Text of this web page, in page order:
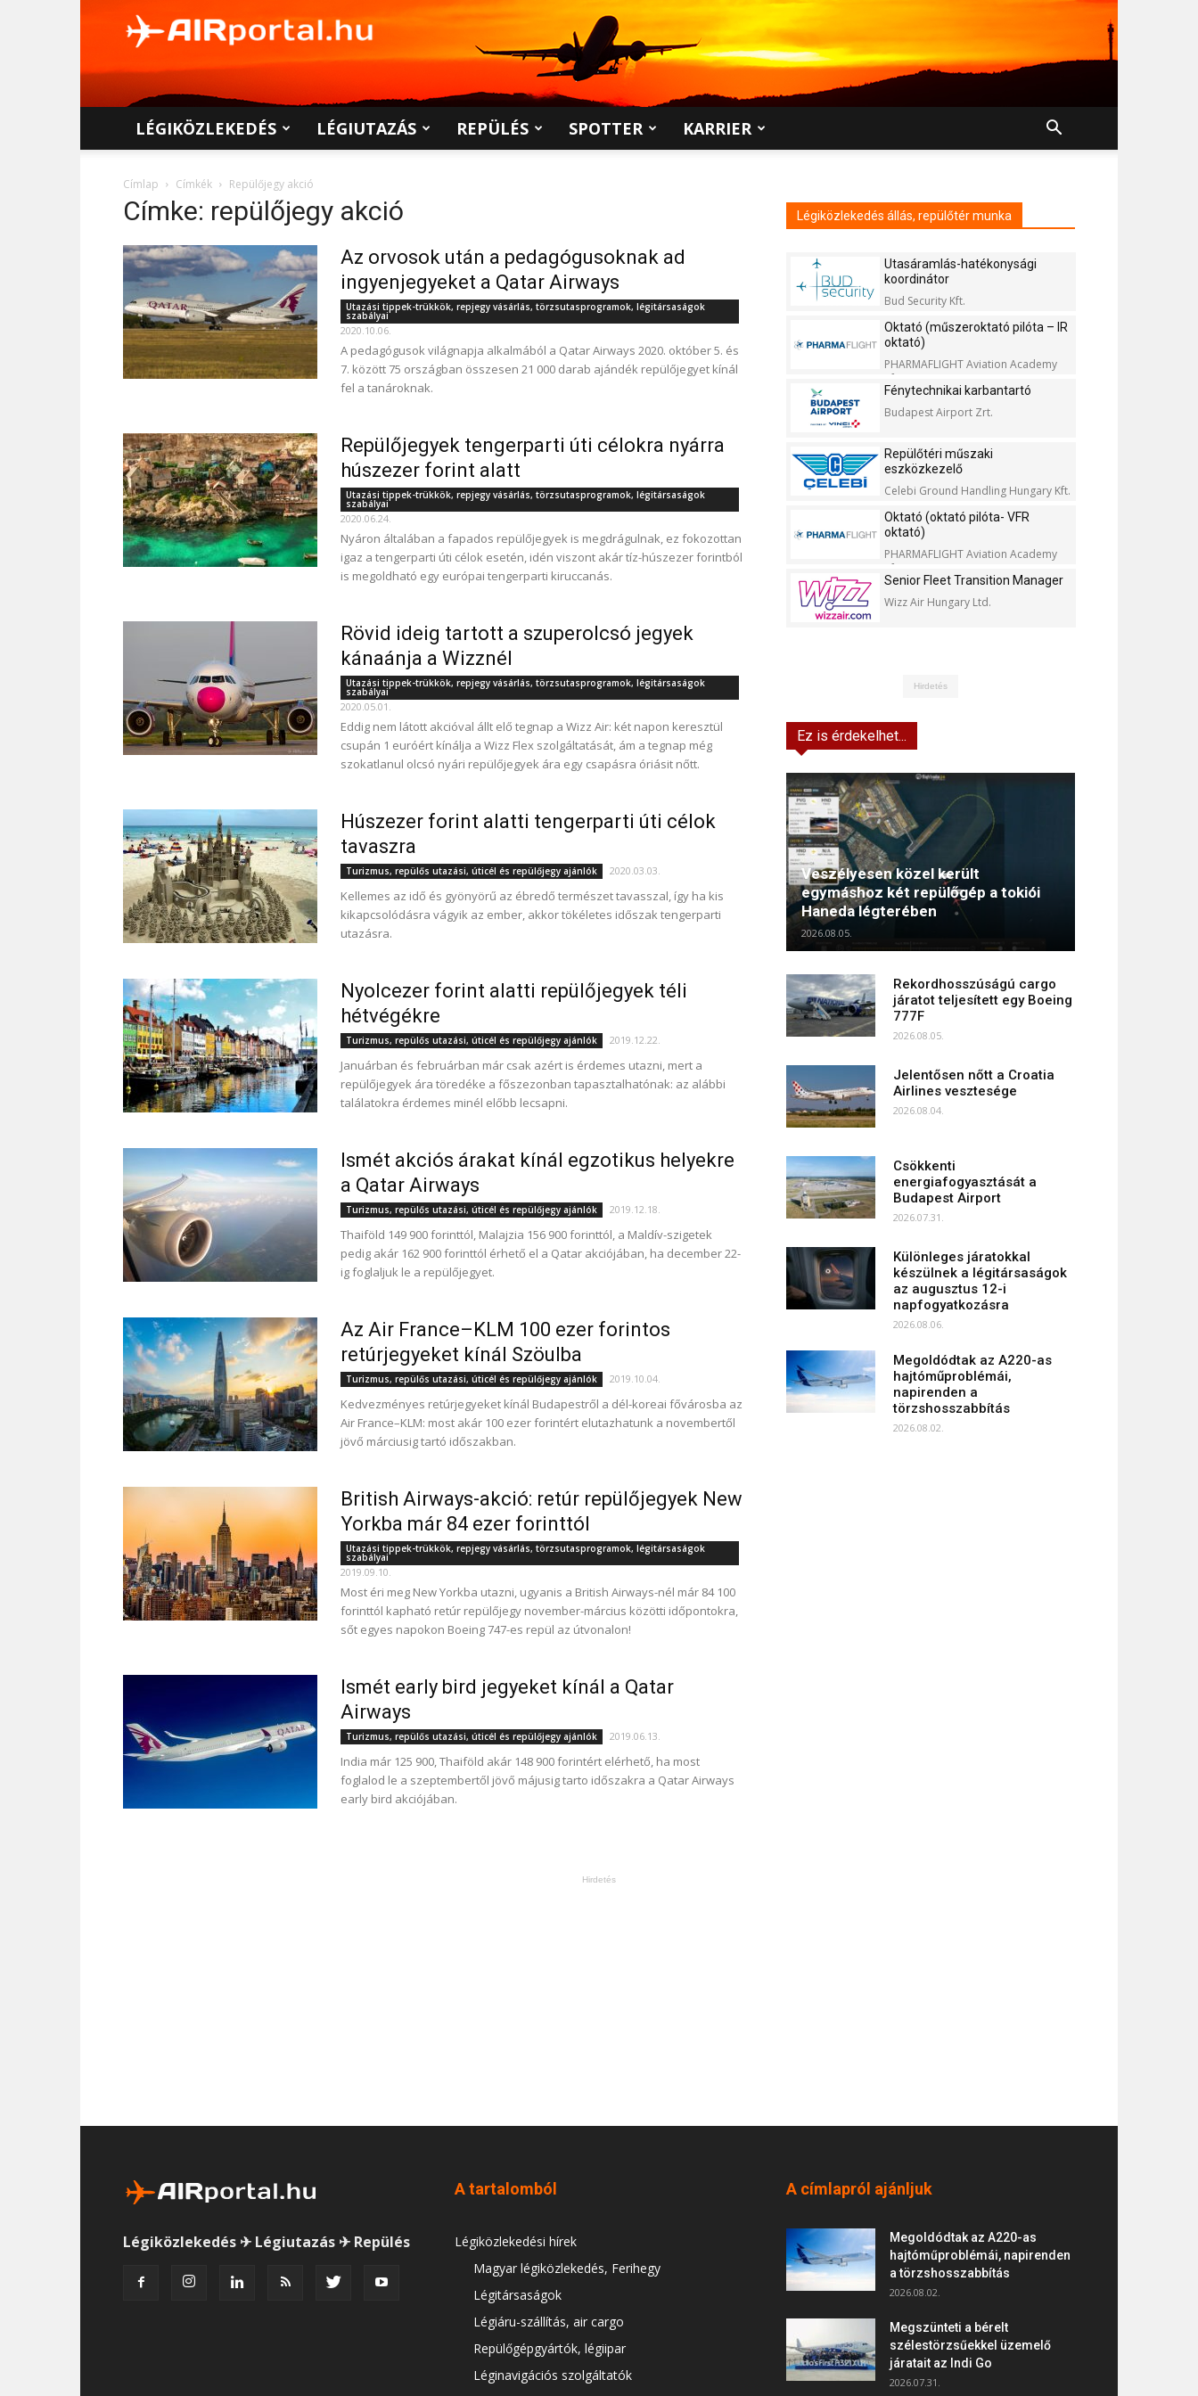
LÉGIKÖZLEKEDÉS LÉGIUTAZÁS REPÜLÉS SPOTTER KARRIER
Címlap Címkék Repülőjegy akció
Címke: repülőjegy akció
Az orvosok után a pedagógusoknak ad
ingyenjegyeket a Qatar Airways
Utazási tippek-trükkök, repjegy vásárlás, törzsutasprogramok, légitársaságok
szabályai
2020.10.06.
A pedagógusok világnapja alkalmából a Qatar Airways 2020. október 5. és
7. között 75 országban összesen 21 000 darab ajándék repülőjegyet kínál
fel a tanároknak.
Repülőjegyek tengerparti úti célokra nyárra
húszezer forint alatt
Utazási tippek-trükkök, repjegy vásárlás, törzsutasprogramok, légitársaságok
szabályai
2020.06.24.
Nyáron általában a fapados repülőjegyek is megdrágulnak, ez fokozottan
igaz a tengerparti úti célok esetén, idén viszont akár tíz-húszezer forintból
is megoldható egy európai tengerparti kiruccanás.
Rövid ideig tartott a szuperolcsó jegyek
kánaánja a Wizznél
Utazási tippek-trükkök, repjegy vásárlás, törzsutasprogramok, légitársaságok
szabályai
2020.05.01.
Eddig nem látott akcióval állt elő tegnap a Wizz Air: két napon keresztül
csupán 1 euróért kínálja a Wizz Flex szolgáltatását, ám a tegnap még
szokatlanul olcsó nyári repülőjegyek ára egy csapásra óriásit nőtt.
Húszezer forint alatti tengerparti úti célok
tavaszra
Turizmus, repülős utazási, úticél és repülőjegy ajánlók 2020.03.03.
Kellemes az idő és gyönyörű az ébredő természet tavasszal, így ha kis
kikapcsolódásra vágyik az ember, akkor tökéletes időszak tengerparti
utazásra.
Nyolcezer forint alatti repülőjegyek téli
hétvégékre
Turizmus, repülős utazási, úticél és repülőjegy ajánlók 2019.12.22.
Januárban és februárban már csak azért is érdemes utazni, mert a
repülőjegyek ára töredéke a főszezonban tapasztalhatónak: az alábbi
találatokra érdemes minél előbb lecsapni.
Ismét akciós árakat kínál egzotikus helyekre
a Qatar Airways
Turizmus, repülős utazási, úticél és repülőjegy ajánlók 2019.12.18.
Thaiföld 149 900 forinttól, Malajzia 156 900 forinttól, a Maldív-szigetek
pedig akár 162 900 forinttól érhető el a Qatar akciójában, ha december 22-
ig foglaljuk le a repülőjegyet.
Az Air France–KLM 100 ezer forintos
retúrjegyeket kínál Szöulba
Turizmus, repülős utazási, úticél és repülőjegy ajánlók 2019.10.04.
Kedvezményes retúrjegyeket kínál Budapestről a dél-koreai fővárosba az
Air France–KLM: most akár 100 ezer forintért elutazhatunk a novembertől
jövő márciusig tartó időszakban.
British Airways-akció: retúr repülőjegyek New
Yorkba már 84 ezer forinttól
Utazási tippek-trükkök, repjegy vásárlás, törzsutasprogramok, légitársaságok
szabályai
2019.09.10.
Most éri meg New Yorkba utazni, ugyanis a British Airways-nél már 84 100
forinttól kapható retúr repülőjegy november-március közötti időpontokra,
sőt egyes napokon Boeing 747-es repül az útvonalon!
Ismét early bird jegyeket kínál a Qatar
Airways
Turizmus, repülős utazási, úticél és repülőjegy ajánlók 2019.06.13.
India már 125 900, Thaiföld akár 148 900 forintért elérhető, ha most
foglalod le a szeptembertől jövő májusig tarto időszakra a Qatar Airways
early bird akciójában.
Légiközlekedés állás, repülőtér munka
Utasáramlás-hatékonysági
koordinátor
Bud Security Kft.
Oktató (műszeroktató pilóta – IR
oktató)
PHARMAFLIGHT Aviation Academy
Kft.
Fénytechnikai karbantartó
Budapest Airport Zrt.
Repülőtéri műszaki
eszközkezelő
Celebi Ground Handling Hungary Kft.
Oktató (oktató pilóta- VFR
oktató)
PHARMAFLIGHT Aviation Academy
Kft.
Senior Fleet Transition Manager
Wizz Air Hungary Ltd.
Hirdetés
Ez is érdekelhet...
Veszélyesen közel került
egymáshoz két repülőgép a tokiói
Haneda légterében
2026.08.05.
Rekordhosszúságú cargo
járatot teljesített egy Boeing
777F
2026.08.05.
Jelentősen nőtt a Croatia
Airlines vesztesége
2026.08.04.
Csökkenti
energiafogyasztását a
Budapest Airport
2026.07.31.
Különleges járatokkal
készülnek a légitársaságok
az augusztus 12-i
napfogyatkozásra
2026.08.06.
Megoldódtak az A220-as
hajtóműproblémái,
napirenden a
törzshosszabbítás
2026.08.02.
Hirdetés
Légiközlekedés ✈ Légiutazás ✈ Repülés
A tartalomból
Légiközlekedési hírek
Magyar légiközlekedés, Ferihegy
Légitársaságok
Légiáru-szállítás, air cargo
Repülőgépgyártók, légiipar
Léginavigációs szolgáltatók
A címlapról ajánljuk
Megoldódtak az A220-as
hajtóműproblémái, napirenden
a törzshosszabbítás
2026.08.02.
Megszünteti a bérelt
szélestörzsűekkel üzemelő
járatait az Indi Go
2026.07.31.